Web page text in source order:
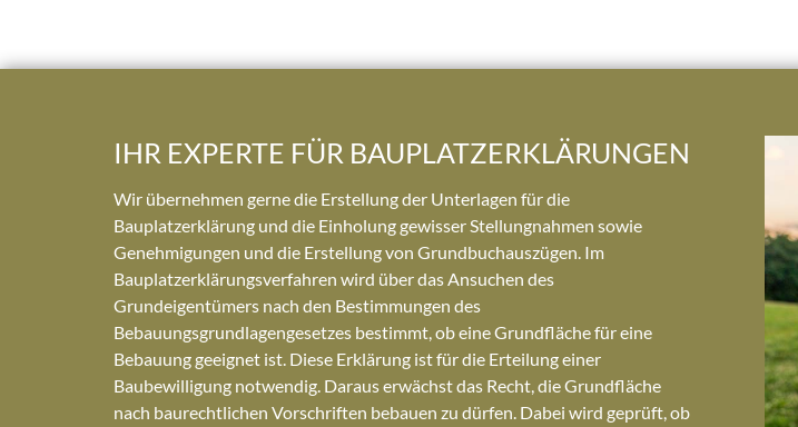
IHR EXPERTE FÜR BAUPLATZERKLÄRUNGEN
Wir übernehmen gerne die Erstellung der Unterlagen für die
Bauplatzerklärung und die Einholung gewisser Stellungnahmen sowie
Genehmigungen und die Erstellung von Grundbuchauszügen. Im
Bauplatzerklärungsverfahren wird über das Ansuchen des
Grundeigentümers nach den Bestimmungen des
Bebauungsgrundlagengesetzes bestimmt, ob eine Grundfläche für eine
Bebauung geeignet ist. Diese Erklärung ist für die Erteilung einer
Baubewilligung notwendig. Daraus erwächst das Recht, die Grundfläche
nach baurechtlichen Vorschriften bebauen zu dürfen. Dabei wird geprüft, ob